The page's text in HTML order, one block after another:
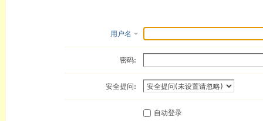
用户名
密码:
安全提问:
自动登录